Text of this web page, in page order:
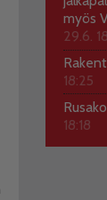
myös
29.6.
18:25
18:18